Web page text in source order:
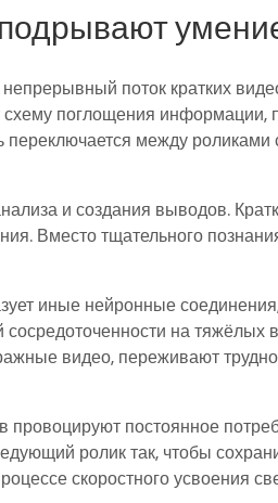
поток кратких
поглощения информации,
между роликами
и создания выводов.
Вместо тщательного
иные нейронные
на тяжёлых
видео, переживают
провоцируют постоянное
ролик так, чтобы
скоростного усвоения